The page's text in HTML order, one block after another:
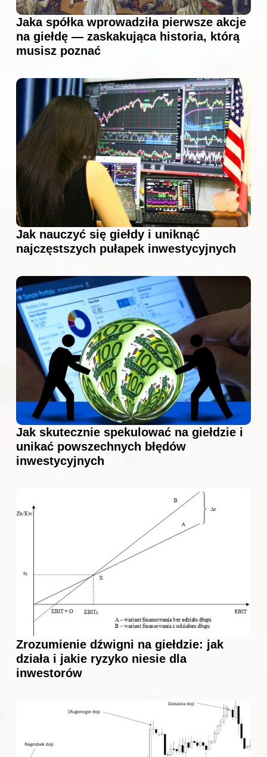
Jaka spółka wprowadziła pierwsze akcje
na giełdę — zaskakująca historia, którą
musisz poznać
Jak nauczyć się giełdy i uniknąć
najczęstszych pułapek inwestycyjnych
Jak skutecznie spekulować na giełdzie i
unikać powszechnych błędów
inwestycyjnych
Zrozumienie dźwigni na giełdzie: jak
działa i jakie ryzyko niesie dla
inwestorów